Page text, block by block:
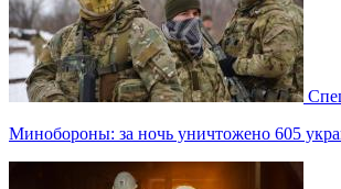
Минобороны: за ночь уничтожено 605